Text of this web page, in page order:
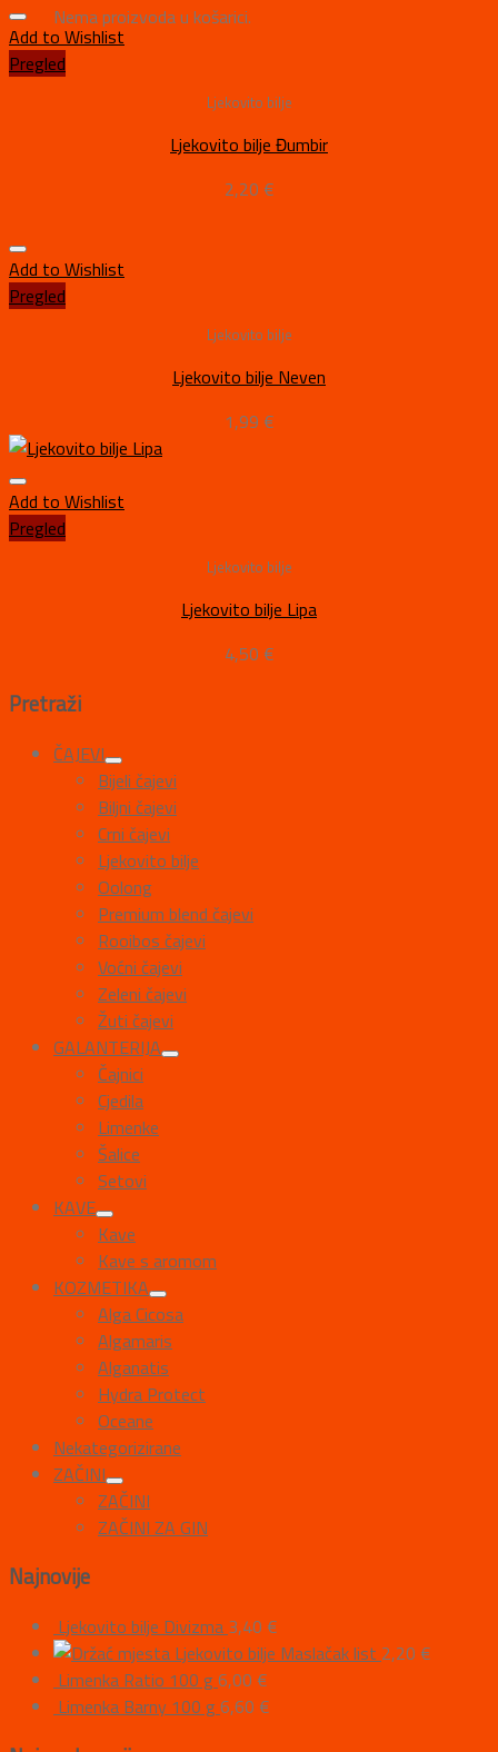
Nema proizvoda u košarici.
Add to Wishlist
Pregled
Ljekovito bilje
Ljekovito bilje Đumbir
2,20 €
Add to Wishlist
Pregled
Ljekovito bilje
Ljekovito bilje Neven
1,99 €
Add to Wishlist
Pregled
Ljekovito bilje
Ljekovito bilje Lipa
4,50 €
Pretraži
ČAJEVI
Bijeli čajevi
Biljni čajevi
Crni čajevi
Ljekovito bilje
Oolong
Premium blend čajevi
Rooibos čajevi
Voćni čajevi
Zeleni čajevi
Žuti čajevi
GALANTERIJA
Čajnici
Cjedila
Limenke
Šalice
Setovi
KAVE
Kave
Kave s aromom
KOZMETIKA
Alga Cicosa
Algamaris
Alganatis
Hydra Protect
Oceane
Nekategorizirane
ZAČINI
ZAČINI
ZAČINI ZA GIN
Najnovije
Ljekovito bilje Divizma 3,40 €
Ljekovito bilje Maslačak list 2,20 €
Limenka Ratio 100 g 6,00 €
Limenka Barny 100 g 6,60 €